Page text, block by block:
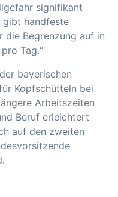
signifikant
gibt handfeste
die Begrenzung auf in
Tag.“
bayerischen
Kopfschütteln bei
Arbeitszeiten
Beruf erleichtert
auf den zweiten